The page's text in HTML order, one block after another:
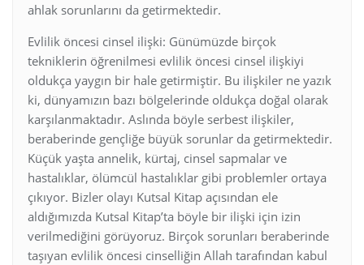
ahlak sorunlarını da getirmektedir.
Evlilik öncesi cinsel ilişki: Günümüzde birçok
tekniklerin öğrenilmesi evlilik öncesi cinsel ilişkiyi
oldukça yaygın bir hale getirmiştir. Bu ilişkiler ne yazık
ki, dünyamızın bazı bölgelerinde oldukça doğal olarak
karşılanmaktadır. Aslında böyle serbest ilişkiler,
beraberinde gençliğe büyük sorunlar da getirmektedir.
Küçük yaşta annelik, kürtaj, cinsel sapmalar ve
hastalıklar, ölümcül hastalıklar gibi problemler ortaya
çıkıyor. Bizler olayı Kutsal Kitap açısından ele
aldığımızda Kutsal Kitap’ta böyle bir ilişki için izin
verilmediğini görüyoruz. Birçok sorunları beraberinde
taşıyan evlilik öncesi cinselliğin Allah tarafından kabul